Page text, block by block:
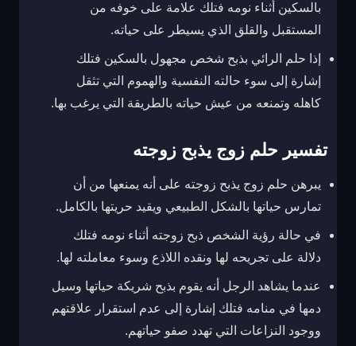
بالسكين أثناء نومه فتلك علامة على خوفه من
المستقبل والقلق الذي يسيطر على حياته.
إذا حلم الرائي بذبح شخص مجهول بالسكين فتلك
إشارة إلى سوء حالته النفسية والهموم التي تثقل
كاهله وتمنعه من عيش حياته بالطريقة التي يرغب بها.
تفسير حلم زوج يذبح زوجته
يبرهن حلم زوج يذبح زوجته على أنه يمنعها من أن
تمارس حياتها بالشكل الطبيعي ويقيد حريتها بالكامل.
في حالة رؤية الشخص ذبح زوجته أثناء نومه فتلك
دلالة على تجريحه لها ونقده اللاذع وسوء معاملته لها.
عندما يشاهد الرجل أنه يقوم بذبح شريكة حياتها وسيل
دمها في منامه فتلك إشارة إلى عدم استقرار علاقتهم
ووجود النزاعات التي تهدد صفو حياتهم.